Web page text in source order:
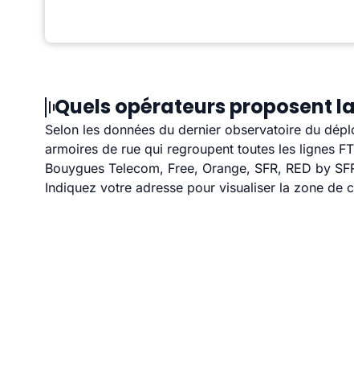
Quels opérateurs proposent
Selon les données du dernier observatoire du
armoires de rue qui regroupent toutes les lignes
Bouygues Telecom, Free, Orange, SFR, RED by
Indiquez votre adresse pour visualiser la zone